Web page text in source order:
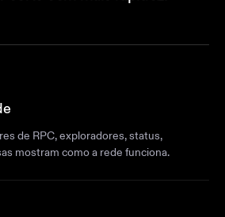
de RPC, exploradores, status,
mostram como a rede funciona.